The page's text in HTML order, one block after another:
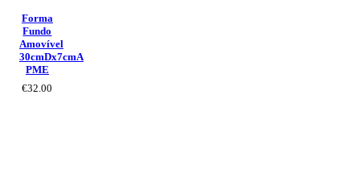
Forma
Fundo
Amovível
30cmDx7cmA
PME
€32.00